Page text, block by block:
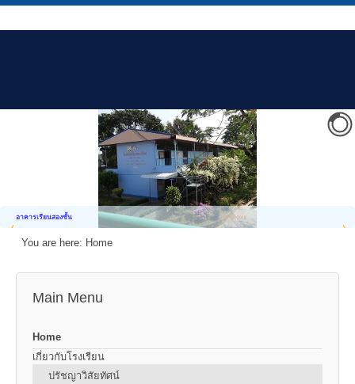
อาคารเรียนสองชั้น
You are here: Home
Main Menu
Home
เกี่ยวกับโรงเรียน
ปรัชญาวิสัยทัศน์